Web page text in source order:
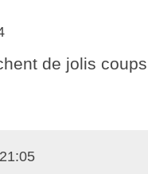
de jolis